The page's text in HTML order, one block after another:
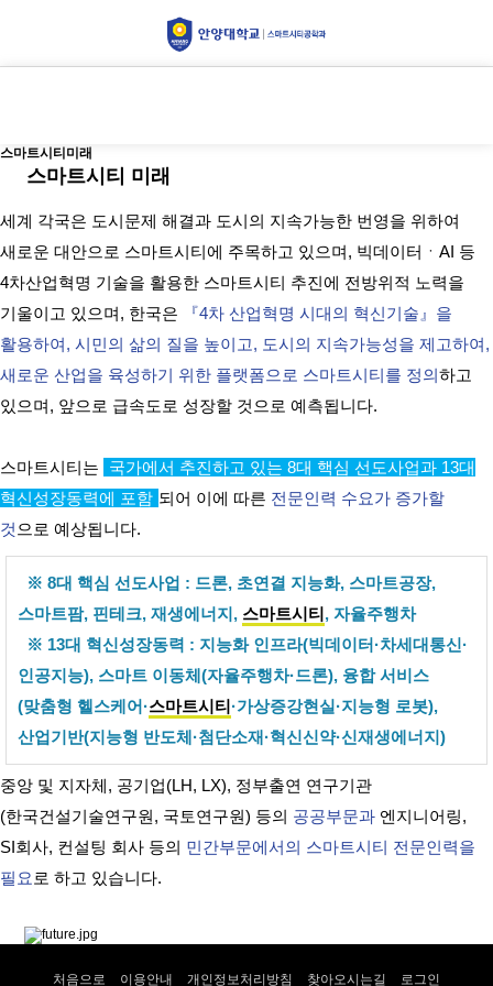
스마트시티미래
스마트시티 미래
세계 각국은 도시문제 해결과 도시의 지속가능한 번영을 위하여
새로운 대안으로 스마트시티에 주목하고 있으며, 빅데이터ㆍAI 등
4차산업혁명 기술을 활용한 스마트시티 추진에 전방위적 노력을
기울이고 있으며, 한국은
『4차 산업혁명 시대의 혁신기술』을
활용하여, 시민의 삶의 질을 높이고, 도시의 지속가능성을 제고하여,
새로운 산업을 육성하기 위한 플랫폼으로 스마트시티를 정의하고
있으며, 앞으로 급속도로 성장할 것으로 예측됩니다.
스마트시티는
국가에서 추진하고 있는 8대 핵심 선도사업과 13대
혁신성장동력에 포함 되어 이에 따른 전문인력 수요가 증가할
것 으로 예상됩니다.
※ 8대 핵심 선도사업 : 드론, 초연결 지능화, 스마트공장,
스마트팜, 핀테크, 재생에너지, 스마트시티, 자율주행차
※ 13대 혁신성장동력 : 지능화 인프라(빅데이터·차세대통신·
인공지능), 스마트 이동체(자율주행차·드론), 융합 서비스
(맞춤형 헬스케어·스마트시티·가상증강현실·지능형 로봇),
산업기반(지능형 반도체·첨단소재·혁신신약·신재생에너지)
중앙 및 지자체, 공기업(LH, LX), 정부출연 연구기관
(한국건설기술연구원, 국토연구원) 등의 공공부문과 엔지니어링,
SI회사, 컨설팅 회사 등의 민간부문에서의 스마트시티 전문인력을
필요 로 하고 있습니다.
처음으로 이용안내 개인정보처리방침 찾아오시는길 로그인